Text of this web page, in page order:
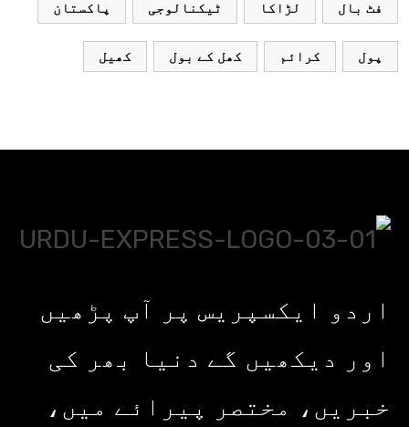
فٹ بال لڑاکا ٹیکنالوجی پاکستان
پول کرائم کھل کے بول کھیل
اردو ایکسپریس پر آپ پڑھیں
اور دیکھیں گے دنیا بھر کی
خبریں، مختصر پیرائے میں،